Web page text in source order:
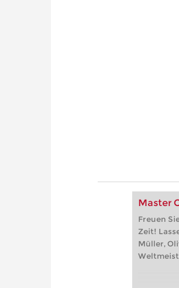
Master
Freuen
Zeit!
Müller,